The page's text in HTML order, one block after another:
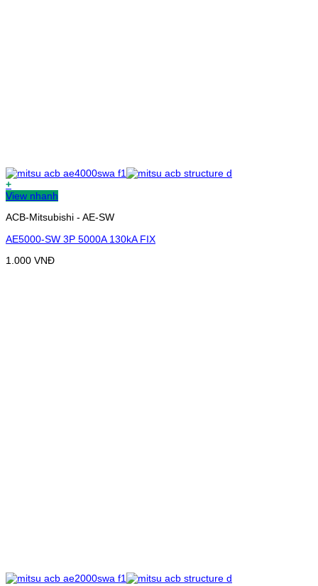
+
View nhanh
ACB-Mitsubishi - AE-SW
AE5000-SW 3P 5000A 130kA FIX
1.000 VNĐ